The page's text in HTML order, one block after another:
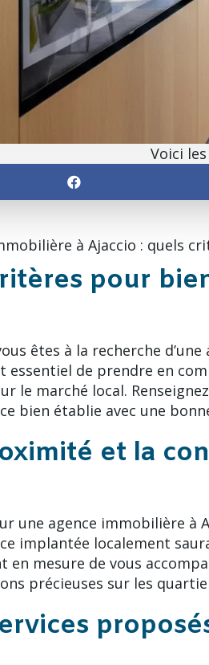
Voici
à Ajaccio : quels
pour
êtes à la recherche
essentiel de prendre en
le marché local.
bien établie avec une
et la
une agence immobilière à
implantée localement
en mesure de vous
précieuses sur les